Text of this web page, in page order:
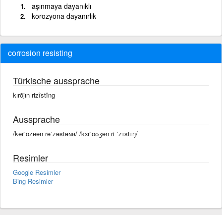
aşınmaya dayanıklı
korozyona dayanırlık
corrosion resisting
Türkische aussprache
kırōjın rizîstîng
Aussprache
/kərˈōᴢʜən rēˈzəstəɴɢ/ /kɜrˈoʊʒən riːˈzɪstɪŋ/
Resimler
Google Resimler
Bing Resimler